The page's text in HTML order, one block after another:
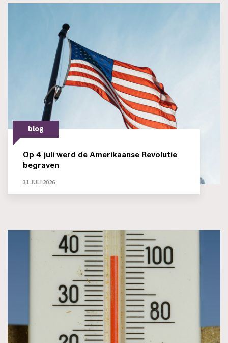
blog
Op 4 juli werd de Amerikaanse Revolutie
begraven
31 JULI 2026